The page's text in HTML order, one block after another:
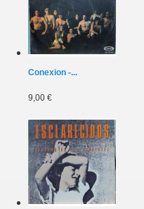
Conexion -...
9,00 €